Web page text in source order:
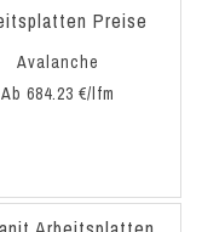
Avalanche
Ab 684.23 €/lfm